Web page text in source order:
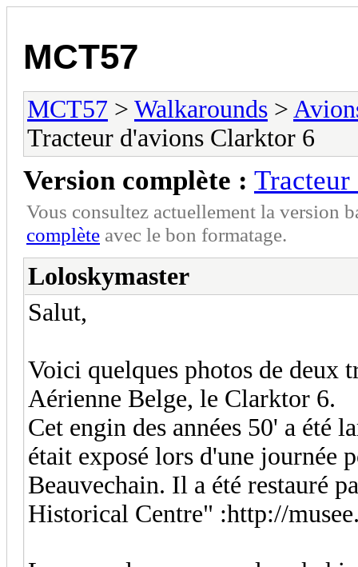
MCT57
MCT57 > Walkarounds >
Tracteur d'avions Clarktor 6
Version complète :
Vous consultez actuellement la version
complète avec le bon formatage.
Loloskymaster
Salut,
Voici quelques photos de deux
Aérienne Belge, le Clarktor 6.
Cet engin des années 50' a été
était exposé lors d'une journée
Beauvechain. Il a été restauré
Historical Centre" :http://